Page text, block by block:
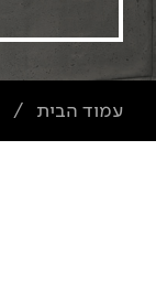
עמוד הבית /